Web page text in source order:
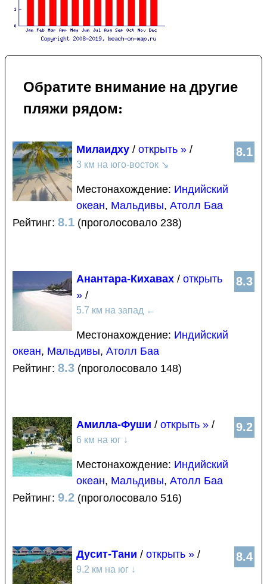
Обратите внимание на другие
пляжи рядом:
8.1
Милаидху / открыть » /
3 км на юго-восток ↘
Местонахождение: Индийский
океан, Мальдивы, Атолл Баа
Рейтинг: 8.1 (проголосовало 238)
8.3
Анантара-Кихавах / открыть
» /
5.7 км на запад ←
Местонахождение: Индийский
океан, Мальдивы, Атолл Баа
Рейтинг: 8.3 (проголосовало 148)
9.2
Амилла-Фуши / открыть » /
6 км на юг ↓
Местонахождение: Индийский
океан, Мальдивы, Атолл Баа
Рейтинг: 9.2 (проголосовало 516)
8.4
Дусит-Тани / открыть » /
9.2 км на юг ↓